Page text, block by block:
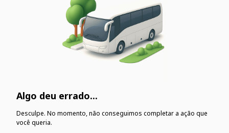
Algo deu errado...
Desculpe. No momento, não conseguimos completar a ação que
você queria.